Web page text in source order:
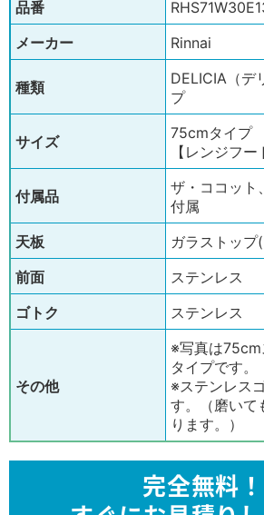
品番
メーカー
Rinnai
種類
DELICIA（デ
プ
サイズ
75cmタイプ
【レンジフー
付属品
ザ・ココット
付属
天板
ガラストップ
前面
ステンレス
ゴトク
ステンレス
その他
※写真は75cm
タイプです。
※ステンレス
す。（磨いて
ります。）
完全無料！